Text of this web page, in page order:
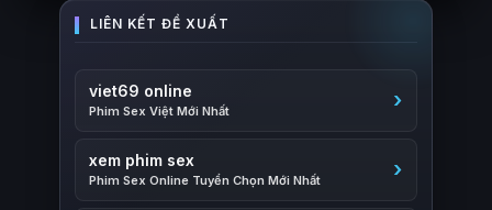
viet69 online
Phim Sex Việt Mới Nhất
xem phim sex
Phim Sex Online Tuyển Chọn Mới Nhất